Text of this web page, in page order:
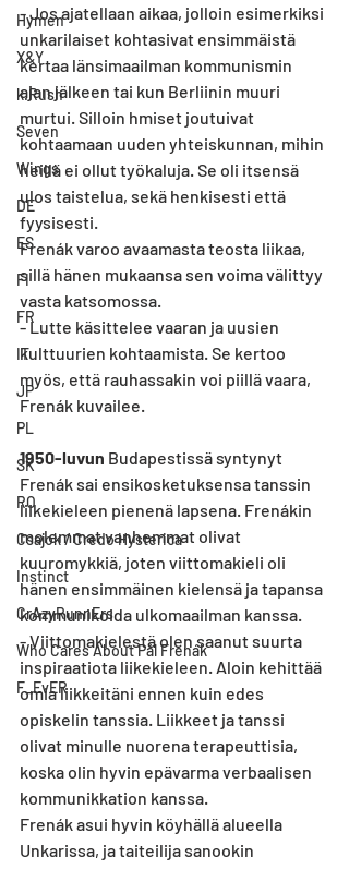
Hymen
X&Y
k.Rush
Seven
Wings
DE
ES
FI
FR
IT
JP
PL
SK
RO
Csajok / Credo Hysterica
Instinct
CrAzyRunnErs
Who Cares About Pál Frenák
F_EvER
- Jos ajatellaan aikaa, jolloin esimerkiksi
unkarilaiset kohtasivat ensimmäistä
kertaa länsimaailman kommunismin
ajan jälkeen tai kun Berliinin muuri
murtui. Silloin hmiset joutuivat
kohtaamaan uuden yhteiskunnan, mihin
heillä ei ollut työkaluja. Se oli itsensä
ulos taistelua, sekä henkisesti että
fyysisesti.
Frenák varoo avaamasta teosta liikaa,
sillä hänen mukaansa sen voima välittyy
vasta katsomossa.
- Lutte käsittelee vaaran ja uusien
kulttuurien kohtaamista. Se kertoo
myös, että rauhassakin voi piillä vaara,
Frenák kuvailee.
1950-luvun Budapestissä syntynyt
Frenák sai ensikosketuksensa tanssin
liikekieleen pienenä lapsena. Frenákin
molemmat vanhemmat olivat
kuuromykkiä, joten viittomakieli oli
hänen ensimmäinen kielensä ja tapansa
kommunikoida ulkomaailman kanssa.
- Viittomakielestä olen saanut suurta
inspiraatiota liikekieleen. Aloin kehittää
omia liikkeitäni ennen kuin edes
opiskelin tanssia. Liikkeet ja tanssi
olivat minulle nuorena terapeuttisia,
koska olin hyvin epävarma verbaalisen
kommunikkation kanssa.
Frenák asui hyvin köyhällä alueella
Unkarissa, ja taiteilija sanookin